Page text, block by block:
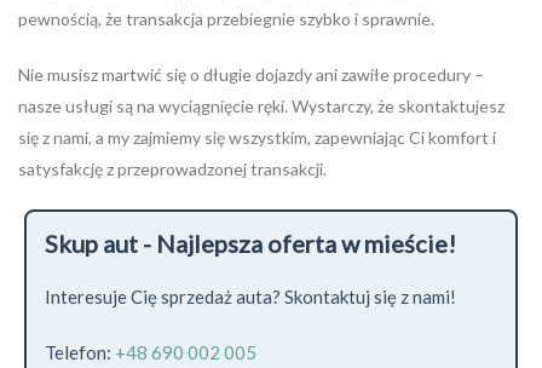
pewnością, że transakcja przebiegnie szybko i sprawnie.
Nie musisz martwić się o długie dojazdy ani zawiłe procedury –
nasze usługi są na wyciągnięcie ręki. Wystarczy, że skontaktujesz
się z nami, a my zajmiemy się wszystkim, zapewniając Ci komfort i
satysfakcję z przeprowadzonej transakcji.
Skup aut - Najlepsza oferta w mieście!
Interesuje Cię sprzedaż auta? Skontaktuj się z nami!
Telefon: +48 690 002 005